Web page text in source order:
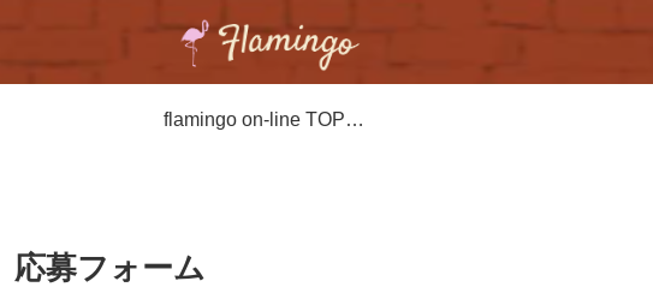
flamingo on-line TOPPAGE
募フォーム